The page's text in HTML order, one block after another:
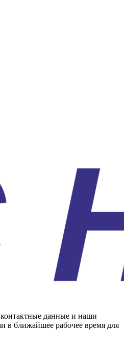
данные и наши
в ближайшее рабочее время для